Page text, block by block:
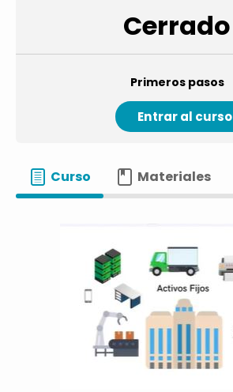
Cerrado
Primeros pasos
Entrar al curso
Curso Materiales